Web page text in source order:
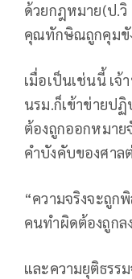
ด้วยกฎหมาย(ป.วิ
คุณทักษิณถูกคุมขั
เมื่อเป็นเช่นนี้ เจ้
นรม.ก็เข้าข่าย
ต้องถูกออกหมาย
คำบังคับของศาล
“ความจริงจะถูก
คนทำผิดต้องถูกล
และความยุติธรร